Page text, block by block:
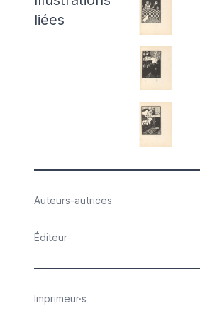
liées
Auteurs-autrices
Éditeur
Imprimeur·s